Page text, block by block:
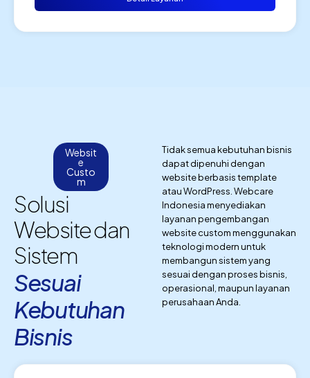
Websit
e
Custo
m
Solusi
Website dan
Sistem
Sesuai
Kebutuhan
Bisnis
Tidak semua kebutuhan bisnis
dapat dipenuhi dengan
website berbasis template
atau WordPress. Webcare
Indonesia menyediakan
layanan pengembangan
website custom menggunakan
teknologi modern untuk
membangun sistem yang
sesuai dengan proses bisnis,
operasional, maupun layanan
perusahaan Anda.